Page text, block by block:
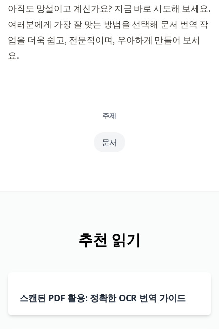
아직도 망설이고 계신가요? 지금 바로 시도해 보세요.
여러분에게 가장 잘 맞는 방법을 선택해 문서 번역 작
업을 더욱 쉽고, 전문적이며, 우아하게 만들어 보세
요.
주제
문서
추천 읽기
스캔된 PDF 활용: 정확한 OCR 번역 가이드